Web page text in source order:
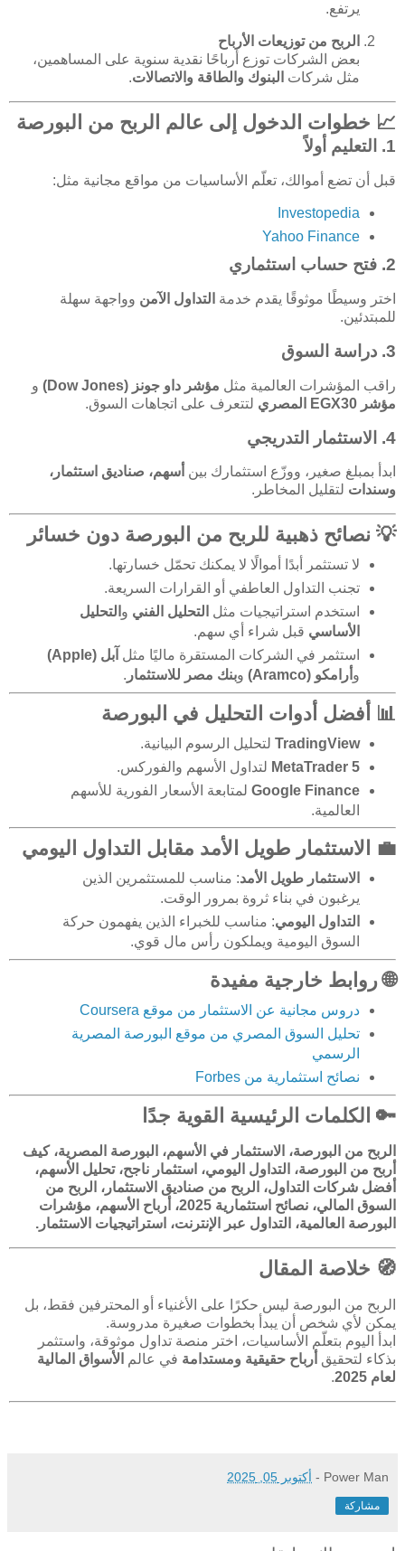
يرتفع.
الربح من توزيعات الأرباح
بعض الشركات توزع أرباحًا نقدية سنوية على المساهمين،
مثل شركات البنوك والطاقة والاتصالات.
📈 خطوات الدخول إلى عالم الربح من البورصة
1. التعليم أولاً
قبل أن تضع أموالك، تعلّم الأساسيات من مواقع مجانية مثل:
Investopedia
Yahoo Finance
2. فتح حساب استثماري
اختر وسيطًا موثوقًا يقدم خدمة التداول الآمن وواجهة سهلة
للمبتدئين.
3. دراسة السوق
راقب المؤشرات العالمية مثل مؤشر داو جونز (Dow Jones)
و
مؤشر EGX30 المصري
لتتعرف على اتجاهات السوق.
4. الاستثمار التدريجي
ابدأ بمبلغ صغير، ووزّع استثمارك بين أسهم، صناديق استثمار،
وسندات لتقليل المخاطر.
💡 نصائح ذهبية للربح من البورصة دون خسائر
لا تستثمر أبدًا أموالًا لا يمكنك تحمّل خسارتها.
تجنب التداول العاطفي أو القرارات السريعة.
استخدم استراتيجيات مثل التحليل الفني و التحليل
الأساسي قبل شراء أي سهم.
استثمر في الشركات المستقرة ماليًا مثل آبل (Apple)
و أرامكو (Aramco) وبنك مصر للاستثمار .
📊 أفضل أدوات التحليل في البورصة
TradingViewلتحليل الرسوم البيانية.
MetaTrader 5 لتداول الأسهم والفوركس.
Google Financeلمتابعة الأسعار الفورية للأسهم
العالمية.
💼 الاستثمار طويل الأمد مقابل التداول اليومي
الاستثمار طويل الأمد: مناسب للمستثمرين الذين
يرغبون في بناء ثروة بمرور الوقت.
التداول اليومي: مناسب للخبراء الذين يفهمون حركة
السوق اليومية ويملكون رأس مال قوي.
🌐 روابط خارجية مفيدة
دروس مجانية عن الاستثمار من موقع Coursera
تحليل السوق المصري من موقع البورصة المصرية
الرسمي
نصائح استثمارية من Forbes
🔑 الكلمات الرئيسية القوية جدًا
الربح من البورصة، الاستثمار في الأسهم، البورصة المصرية، كيف
أربح من البورصة، التداول اليومي، استثمار ناجح، تحليل الأسهم،
أفضل شركات التداول، الربح من صناديق الاستثمار، الربح من
السوق المالي، نصائح استثمارية 2025، أرباح الأسهم، مؤشرات
البورصة العالمية، التداول عبر الإنترنت، استراتيجيات الاستثمار.
🧭 خلاصة المقال
الربح من البورصة ليس حكرًا على الأغنياء أو المحترفين فقط، بل
يمكن لأي شخص أن يبدأ بخطوات صغيرة مدروسة.
ابدأ اليوم بتعلّم الأساسيات، اختر منصة تداول موثوقة، واستثمر
بذكاء لتحقيق أرباح حقيقية ومستدامة في عالم الأسواق المالية
لعام 2025
.
Power Man
- أكتوبر 05, 2025
مشاركة